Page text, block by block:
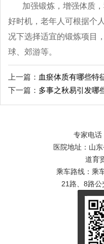
加强锻炼，增强体质，
好时机，老年人可根据个
况下选择适宜的锻炼项目
球、郊游等。
上一篇： 血瘀体质有哪些特
下一篇： 多事之秋易引发哪
专家电
医院地址：山
道育
乘车路线：乘
21路、8路公